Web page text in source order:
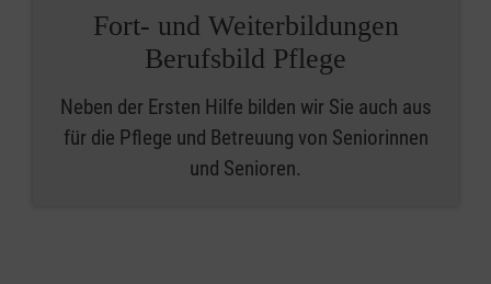
Fort- und Weiterbildungen
Berufsbild Pflege
Neben der Ersten Hilfe bilden wir Sie auch aus
für die Pflege und Betreuung von Seniorinnen
und Senioren.